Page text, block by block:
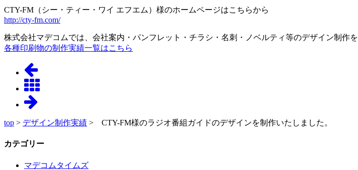
CTY-FM（シー・ティー・ワイ エフエム）様のホームページはこちらから
http://cty-fm.com/
株式会社マデコムでは、会社案内・パンフレット・チラシ・名刺・ノベルティ等のデザイン制作
各種印刷物の制作実績一覧はこちら
top > デザイン制作実績 > CTY-FM様のラジオ番組ガイドのデザインを制作いたしました。
カテゴリー
マデコムタイムズ